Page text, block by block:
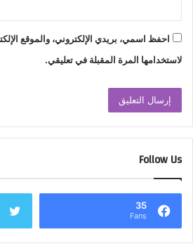
احفظ اسمي، بريدي الإلكتروني، والموقع
لاستخدامها المرة المقبلة في تعليقي.
Follow Us
35
Fans